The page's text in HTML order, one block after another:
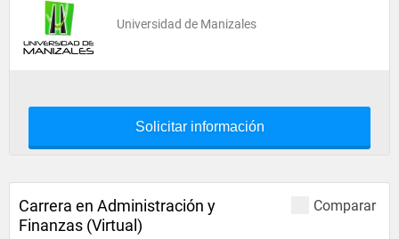
Universidad de Manizales
Solicitar información
Comparar
Carrera en Administración y
Finanzas (Virtual)